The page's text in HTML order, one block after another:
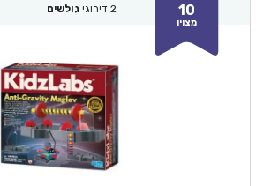
10
מצוין
2 דירוגי גולשים